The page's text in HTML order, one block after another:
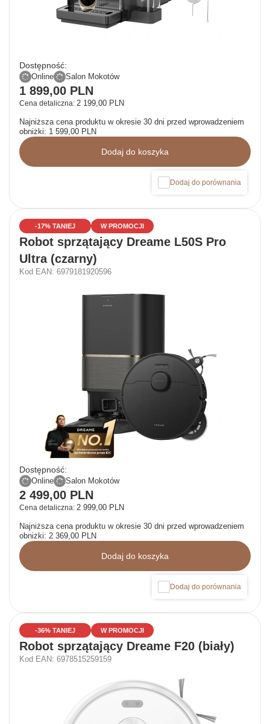
Dostępność:
Online Salon Mokotów
Cena detaliczna: 2 199,00 PLN
1 899,00 PLN
Najniższa cena produktu w okresie 30 dni przed wprowadzeniem
obniżki: 1 599,00 PLN
Dodaj do koszyka
Dodaj do porównania
W PROMOCJI
-17% TANIEJ
Robot sprzątający Dreame L50S Pro
Ultra (czarny)
Kod EAN: 6979181920596
Dostępność:
Online Salon Mokotów
Cena detaliczna: 2 999,00 PLN
2 499,00 PLN
Najniższa cena produktu w okresie 30 dni przed wprowadzeniem
obniżki: 2 369,00 PLN
Dodaj do koszyka
Dodaj do porównania
W PROMOCJI
-36% TANIEJ
Robot sprzątający Dreame F20 (biały)
Kod EAN: 6978515259159